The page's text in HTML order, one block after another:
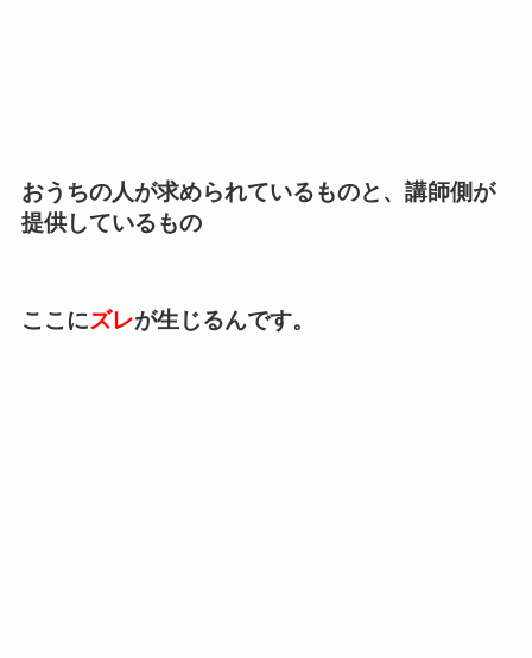
おうちの人が求められているものと、講師側が
提供しているもの
ここにズレが生じるんです。